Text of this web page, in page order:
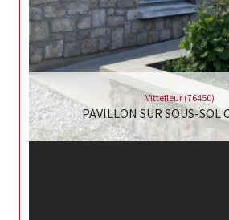
Vittefleur (76450)
PAVILLON SUR SOUS-SOL